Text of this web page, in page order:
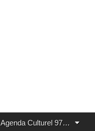
Agenda Culturel 97…